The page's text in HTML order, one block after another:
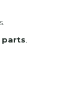
parts.